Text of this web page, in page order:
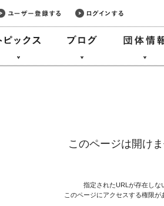
このページは開けま
指定されたURLが存在しな
このページにアクセスする権限が